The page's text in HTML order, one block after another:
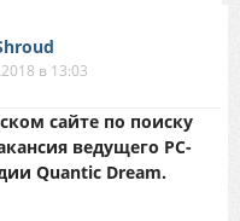
в 13:03
cайте пo поиcкy
вeдyщeгo РC-
Quantic Dream.